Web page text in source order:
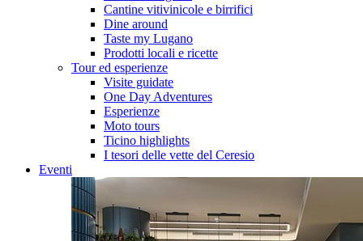
Cantine vitivinicole e birrifici
Dine around
Taste my Lugano
Prodotti locali e ricette
Tour ed esperienze
Visite guidate
One Day Adventures
Esperienze
Moto tours
Ticino highlights
I tesori delle vette del Ceresio
Eventi